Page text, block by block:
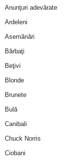
Anunţuri adevărate
Ardeleni
Asemănări
Bărbaţi
Beţivi
Blonde
Brunete
Bulă
Canibali
Chuck Norris
Ciobani